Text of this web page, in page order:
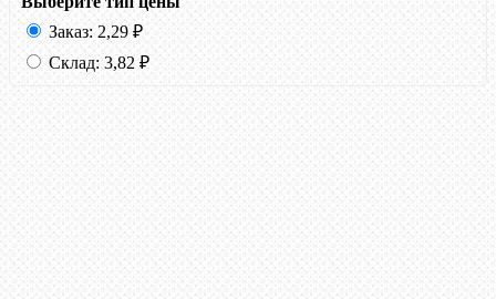
Заказ: 2,29 ₽
Склад: 3,82 ₽